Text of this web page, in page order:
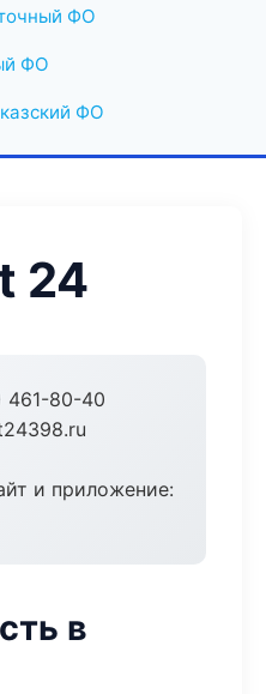
ФО
ФО
ФО
24
461-80-40
и приложение:
в